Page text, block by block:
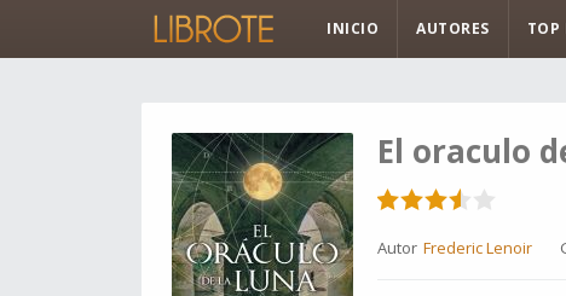
INICIO AUTORES TOP
El oraculo
Autor Frederic Lenoir